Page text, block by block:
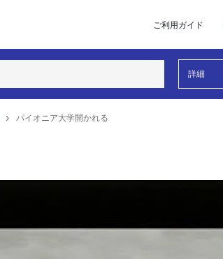
ご利用ガイド
詳細
パイオニア大学開かれる